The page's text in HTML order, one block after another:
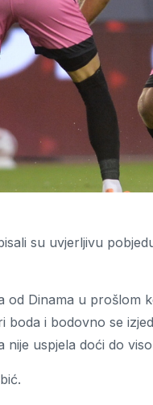
su uvjerljivu
Dinama u prošlom
boda i bodovno se
uspjela doći do